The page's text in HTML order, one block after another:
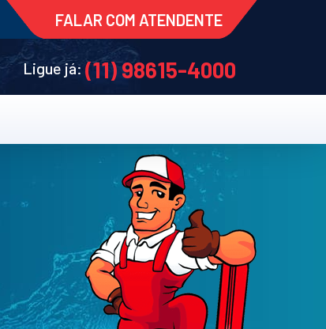
FALAR COM ATENDENTE
Ligue já: (11) 98615-4000